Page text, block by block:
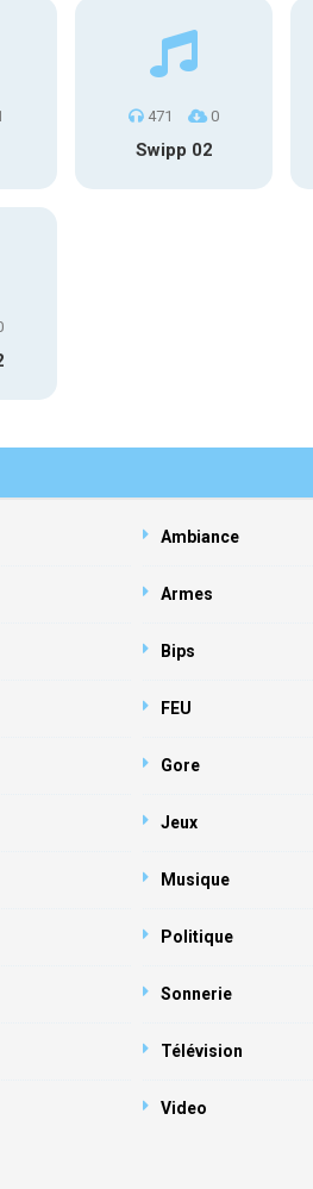
471 0
Swipp 02
Ambiance
Armes
Bips
FEU
Gore
Jeux
Musique
Politique
Sonnerie
Télévision
Video